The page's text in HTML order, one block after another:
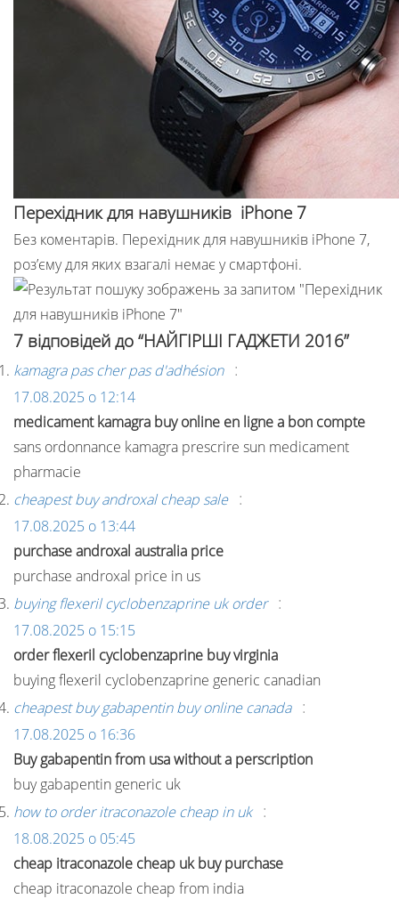
Перехідник для навушників iPhone 7
Без коментарів. Перехідник для навушників iPhone 7,
роз’єму для яких взагалі немає у смартфоні.
7 відповідей до “НАЙГІРШІ ГАДЖЕТИ 2016”
kamagra pas cher pas d'adhésion :
17.08.2025 о 12:14
medicament kamagra buy online en ligne a bon compte
sans ordonnance kamagra prescrire sun medicament
pharmacie
cheapest buy androxal cheap sale :
17.08.2025 о 13:44
purchase androxal australia price
purchase androxal price in us
buying flexeril cyclobenzaprine uk order :
17.08.2025 о 15:15
order flexeril cyclobenzaprine buy virginia
buying flexeril cyclobenzaprine generic canadian
cheapest buy gabapentin buy online canada :
17.08.2025 о 16:36
Buy gabapentin from usa without a perscription
buy gabapentin generic uk
how to order itraconazole cheap in uk :
18.08.2025 о 05:45
cheap itraconazole cheap uk buy purchase
cheap itraconazole cheap from india